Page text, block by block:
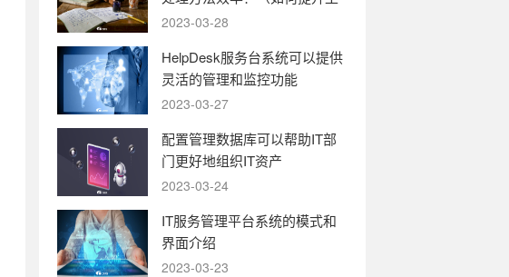
单系统的运转效率）
2023-03-28
HelpDesk服务台系统可以提供
灵活的管理和监控功能
2023-03-27
配置管理数据库可以帮助IT部
门更好地组织IT资产
2023-03-24
IT服务管理平台系统的模式和
界面介绍
2023-03-23